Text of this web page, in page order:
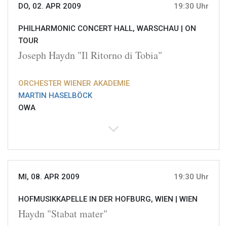
DO, 02. APR 2009 19:30 Uhr
PHILHARMONIC CONCERT HALL, WARSCHAU | ON
TOUR
Joseph Haydn "Il Ritorno di Tobia"
ORCHESTER WIENER AKADEMIE
MARTIN HASELBÖCK
OWA
MI, 08. APR 2009 19:30 Uhr
HOFMUSIKKAPELLE IN DER HOFBURG, WIEN | WIEN
Haydn "Stabat mater"